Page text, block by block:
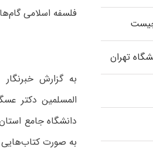
فلسفه اسلامی
به گزارش
دانشگاه جامع
به صورت
تهران